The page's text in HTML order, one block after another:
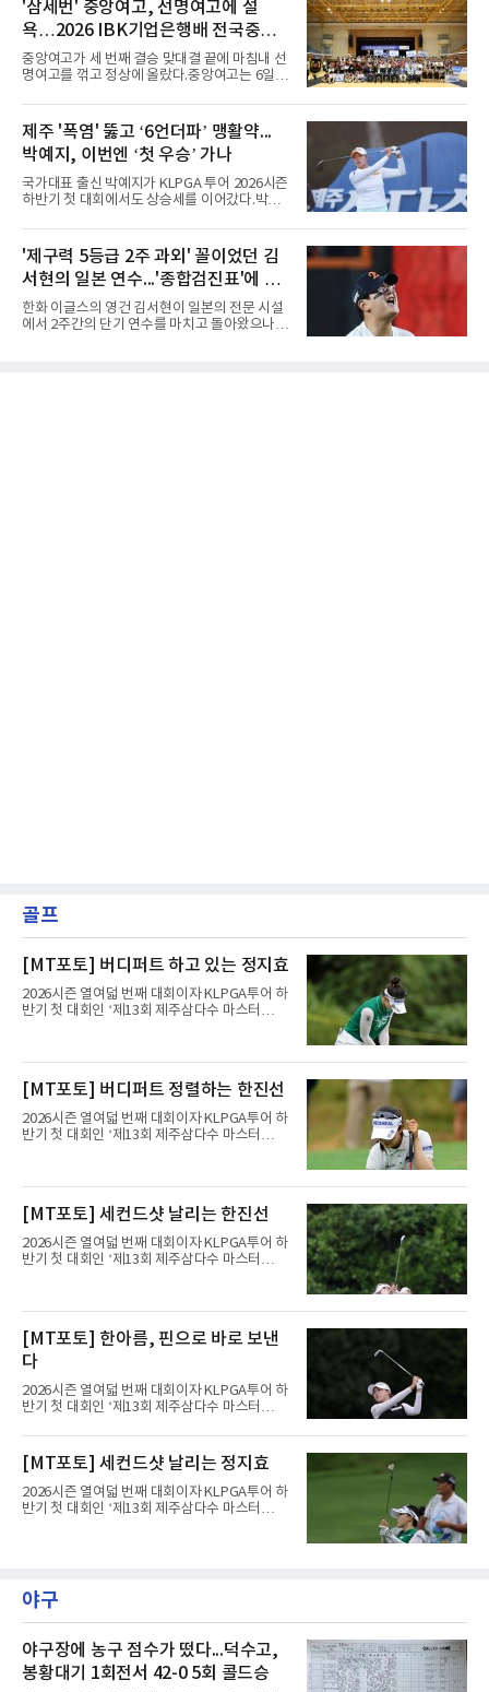
비교하기 어려울 정도로 폭염이 길어지고 강해
지고 있다. 여기에 장마, 이
포의 테디밸리 골프앤리조트(파72)에서 열린 2
라운드에서 버디 5개와 보기 1개를 묶어 4언더
파 68타를 쳤다. 중간합계 9언더파 135타로 전
날 공동 4위에서 선두로 올라섰다. 공동 2위 그
룹(8언더파 136타)과는 한 타 차다.이 대회는 그
받았으나, 지난해 상금순위 75위에 그쳐 시드순
위전으로 밀렸고 본선에서도 78위에
'삼세번' 중앙여고, 선명여고에 설
욕…2026 IBK기업은행배 전국중고
배구대회 우승
중앙여고가 세 번째 결승 맞대결 끝에 마침내 선
명여고를 꺾고 정상에 올랐다.중앙여고는 6일
행배 전국중고배구대회 18세 이하 여자부 결승
에서 선명여고를 세트스코어 3-1(13-25, 25-14,
25-17, 25-10)로 물리치고 우승을 차지했다.첫
세트를 13-25로 내주며 불안하게 출발한 중앙여
고는 이후 조직력을 되찾아 2세트부터 경기 주
도권을 완전히 장악했다. 강한 서브와 탄탄한 수
비를 앞세워 내리 세 세트를 따내며 짜릿한 역전
권대회 결승에서 모두 선명여고에 패해 준우승
에 머물렀다. 그러나 세 번째
제주 '폭염' 뚫고 ‘6언더파’ 맹활약...
박예지, 이번엔 ‘첫 우승’ 가나
국가대표 출신 박예지가 KLPGA 투어 2026시즌
하반기 첫 대회에서도 상승세를 이어갔다.박예
서 열린 KLPGA 투어 제주삼다수 마스터스 1라
운드에서 보기 없이 버디만 6개를 잡아내며 6언
더파 66타를 쳤다. 박예지는 서어진, 신다인과
선두권을 형성했다.이날 경기가 열린 테디밸리
골프앤리조트 역시 전국적 폭염을 피해가지 못
했다. 대회장의 최고 기온은 35도에 달했다. 섬
지역 특성상 습도가 높아 체감온도는 더 높게 느
'제구력 5등급 2주 과외' 꼴이었던 김
서현의 일본 연수...'종합검진표'에 불
과
한화 이글스의 영건 김서현이 일본의 전문 시설
에서 2주간의 단기 연수를 마치고 돌아왔으나,
골프
[MT포토] 버디퍼트 하고 있는 정지효
2026시즌 열여덟 번째 대회이자 KLPGA투어 하
반기 첫 대회인 ‘제13회 제주삼다수 마스터
트(파72/6,767야드)에서 열리고 있다.8일 현재
에서 경기하고 있다.
[MT포토] 버디퍼트 정렬하는 한진선
2026시즌 열여덟 번째 대회이자 KLPGA투어 하
반기 첫 대회인 ‘제13회 제주삼다수 마스터
트(파72/6,767야드)에서 열리고 있다.8일 현재
에서 경기하고 있다.
[MT포토] 세컨드샷 날리는 한진선
2026시즌 열여덟 번째 대회이자 KLPGA투어 하
반기 첫 대회인 ‘제13회 제주삼다수 마스터
트(파72/6,767야드)에서 열리고 있다.8일 현재
에서 경기하고 있다.
[MT포토] 한아름, 핀으로 바로 보낸
다
2026시즌 열여덟 번째 대회이자 KLPGA투어 하
반기 첫 대회인 ‘제13회 제주삼다수 마스터
제주도 서귀포시에 위치한 테디밸리 골프앤리조
트(파72/6,767야드)에서 열리고 있다.8일 현재
3라운드 경기가 펼쳐지고 있다.한아름이 1번 홀
에서 경기하고 있다.
[MT포토] 세컨드샷 날리는 정지효
2026시즌 열여덟 번째 대회이자 KLPGA투어 하
반기 첫 대회인 ‘제13회 제주삼다수 마스터
에서 경기하고 있다.
야구
야구장에 농구 점수가 떴다...덕수고,
봉황대기 1회전서 42-0 5회 콜드승